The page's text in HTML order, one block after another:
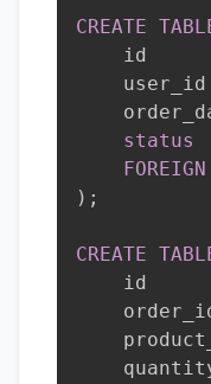
CREATE
status
FOREIGN
) ;
CREATE